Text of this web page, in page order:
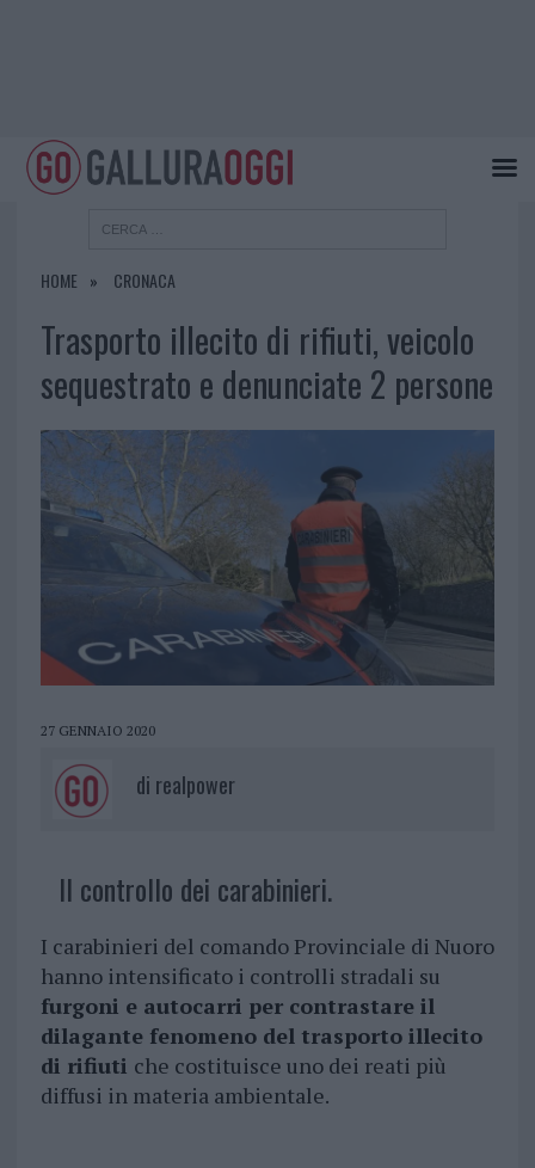
HOME CRONACA
Trasporto illecito di rifiuti, veicolo
sequestrato e denunciate 2 persone
27 GENNAIO 2020
di realpower
Il controllo dei carabinieri.
I carabinieri del comando Provinciale di Nuoro
hanno intensificato i controlli stradali su
furgoni e autocarri per contrastare il
dilagante fenomeno del trasporto illecito
di rifiuti che costituisce uno dei reati più
diffusi in materia ambientale.